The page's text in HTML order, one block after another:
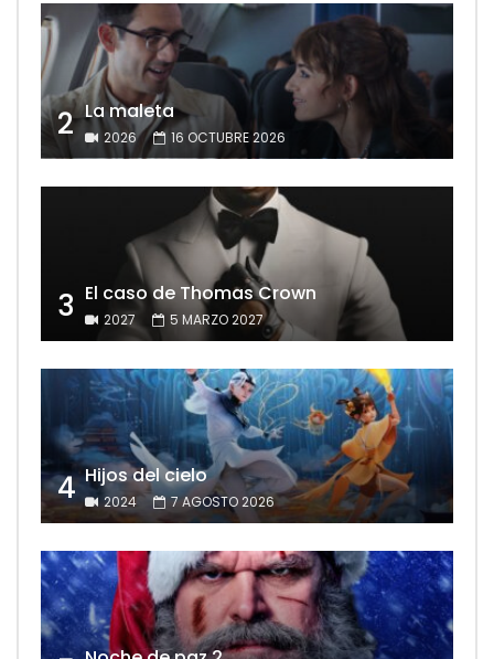
2 La maleta
2026 16 OCTUBRE 2026
3 El caso de Thomas Crown
2027 5 MARZO 2027
4 Hijos del cielo
2024 7 AGOSTO 2026